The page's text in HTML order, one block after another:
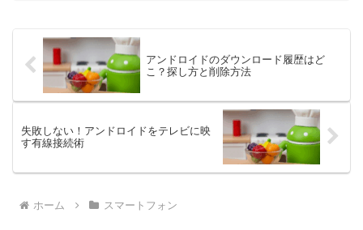
アンドロイドのダウンロード履歴はど
こ？探し方と削除方法
失敗しない！アンドロイドをテレビに映
す有線接続術
ホーム スマートフォン